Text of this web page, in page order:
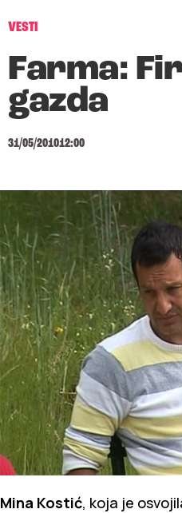
VESTI
Farma:
gazda
31/05/201012:00
Mina Kostić, koja je